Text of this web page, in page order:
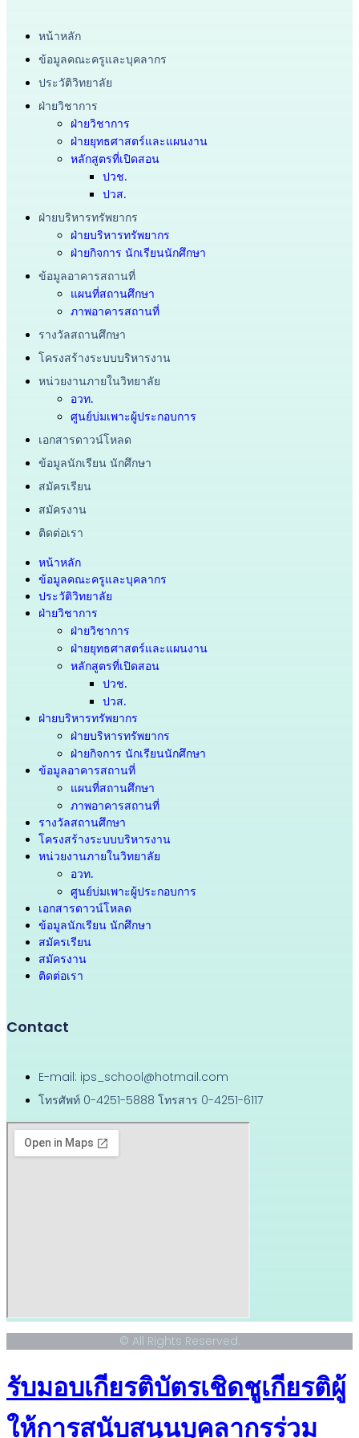
หน้าหลัก
ข้อมูลคณะครูและบุคลากร
ประวัติวิทยาลัย
ฝ่ายวิชาการ
ฝ่ายวิชาการ
ฝ่ายยุทธศาสตร์และแผนงาน
หลักสูตรที่เปิดสอน
ปวช.
ปวส.
ฝ่ายบริหารทรัพยากร
ฝ่ายบริหารทรัพยากร
ฝ่ายกิจการ นักเรียนนักศึกษา
ข้อมูลอาคารสถานที่
แผนที่สถานศึกษา
ภาพอาคารสถานที่
รางวัลสถานศึกษา
โครงสร้างระบบบริหารงาน
หน่วยงานภายในวิทยาลัย
อวท.
ศูนย์บ่มเพาะผู้ประกอบการ
เอกสารดาวน์โหลด
ข้อมูลนักเรียน นักศึกษา
สมัครเรียน
สมัครงาน
ติดต่อเรา
หน้าหลัก
ข้อมูลคณะครูและบุคลากร
ประวัติวิทยาลัย
ฝ่ายวิชาการ
ฝ่ายวิชาการ
ฝ่ายยุทธศาสตร์และแผนงาน
หลักสูตรที่เปิดสอน
ปวช.
ปวส.
ฝ่ายบริหารทรัพยากร
ฝ่ายบริหารทรัพยากร
ฝ่ายกิจการ นักเรียนนักศึกษา
ข้อมูลอาคารสถานที่
แผนที่สถานศึกษา
ภาพอาคารสถานที่
รางวัลสถานศึกษา
โครงสร้างระบบบริหารงาน
หน่วยงานภายในวิทยาลัย
อวท.
ศูนย์บ่มเพาะผู้ประกอบการ
เอกสารดาวน์โหลด
ข้อมูลนักเรียน นักศึกษา
สมัครเรียน
สมัครงาน
ติดต่อเรา
Contact
E-mail: ips_school@hotmail.com
โทรศัพท์ 0-4251-5888 โทรสาร 0-4251-6117
© All Rights Reserved.
รับมอบเกียรติบัตรเชิดชูเกียรติผู้
ให้การสนับสนุนบุคลากรร่วม